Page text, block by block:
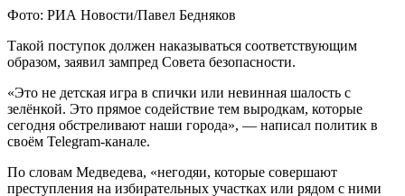
Фото: РИА Новости/Павел Бедняков
Такой поступок должен наказываться соответствующим
образом, заявил зампред Совета безопасности.
«Это не детская игра в спички или невинная шалость с
зелёнкой. Это прямое содействие тем выродкам, которые
сегодня обстреливают наши города», — написал политик в
своём Telegram-канале.
По словам Медведева, «негодяи, которые совершают
преступления на избирательных участках или рядом с ними